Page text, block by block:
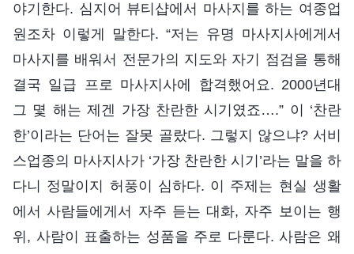
야기한다. 심지어 뷰티샵에서 마사지를 하는 여종업
원조차 이렇게 말한다. “저는 유명 마사지사에게서
마사지를 배워서 전문가의 지도와 자기 점검을 통해
결국 일급 프로 마사지사에 합격했어요. 2000년대
그 몇 해는 제겐 가장 찬란한 시기였죠….” 이 ‘찬란
한’이라는 단어는 잘못 골랐다. 그렇지 않으냐? 서비
스업종의 마사지사가 ‘가장 찬란한 시기’라는 말을 하
다니 정말이지 허풍이 심하다. 이 주제는 현실 생활
에서 사람들에게서 자주 듣는 대화, 자주 보이는 행
위, 사람이 표출하는 성품을 주로 다룬다. 사람은 왜